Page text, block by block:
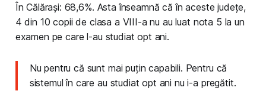
În Călărași: 68,6%. Asta înseamnă că în aceste județe,
4 din 10 copii de clasa a VIII-a nu au luat nota 5 la un
examen pe care l-au studiat opt ani.
Nu pentru că sunt mai puțin capabili. Pentru că
sistemul în care au studiat opt ani nu i-a pregătit.